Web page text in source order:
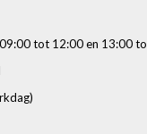
tot 12:00 en 13:00